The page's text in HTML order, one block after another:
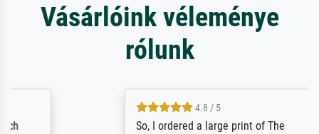
Vásárlóink véleménye
rólunk
4.8 / 5
So, I ordered a large print of The